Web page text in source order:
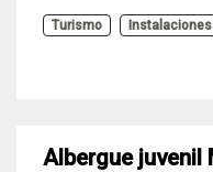
Turismo Instalaciones
Albergue juvenil